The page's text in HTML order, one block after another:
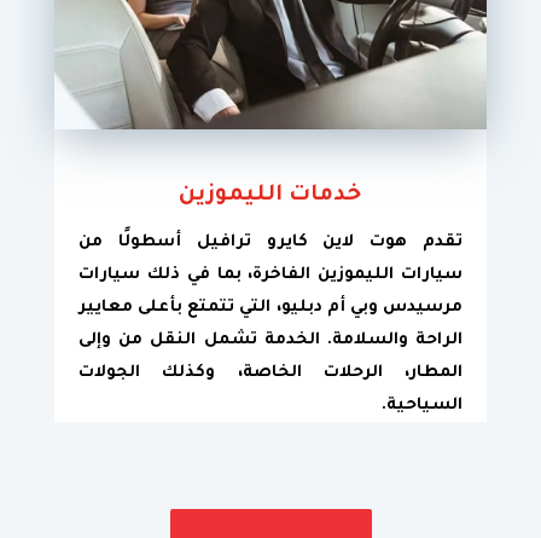
خدمات الليموزين
تقدم هوت لاين كايرو ترافيل أسطولًا من
سيارات الليموزين الفاخرة، بما في ذلك سيارات
مرسيدس وبي أم دبليو، التي تتمتع بأعلى معايير
الراحة والسلامة. الخدمة تشمل النقل من وإلى
المطار، الرحلات الخاصة، وكذلك الجولات
السياحية.